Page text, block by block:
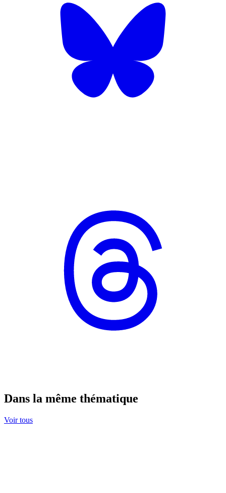
Dans la même thématique
Voir tous